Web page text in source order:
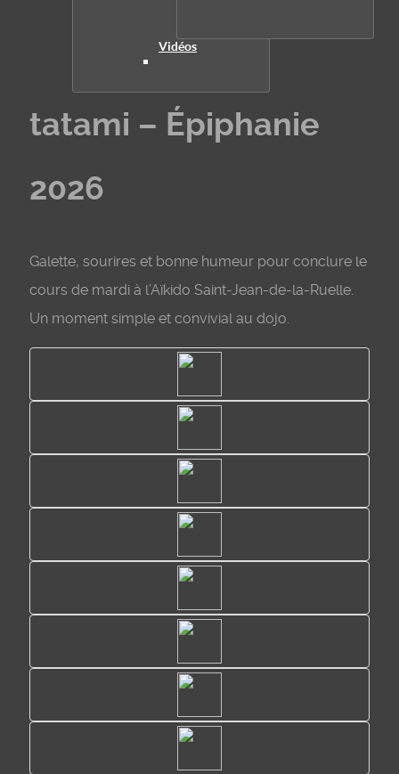
Vidéos
tatami – Épiphanie
2026
Galette, sourires et bonne humeur pour conclure le
cours de mardi à l’Aïkido Saint-Jean-de-la-Ruelle.
Un moment simple et convivial au dojo.